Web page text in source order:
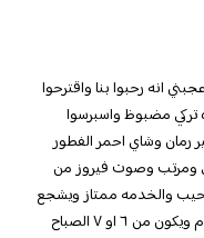
الساعه ٧ والمكان يفتح ٨ بس عجبني انه رحبوا بنا واقترحوا
تركي مضبوظ واسبرسوا
رمان وشاي احمر الفطور
ومرتب وصوت فيروز من
والخدمه ممتاز ويشجع
٦ او ٧ الصباح